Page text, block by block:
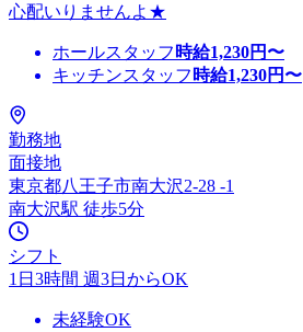
心配いりませんよ★
ホールスタッフ 時給1,230円〜
キッチンスタッフ 時給1,230円〜
勤務地
面接地
東京都八王子市南大沢2-28 -1
南大沢駅 徒歩5分
シフト
1日3時間 週3日からOK
未経験OK